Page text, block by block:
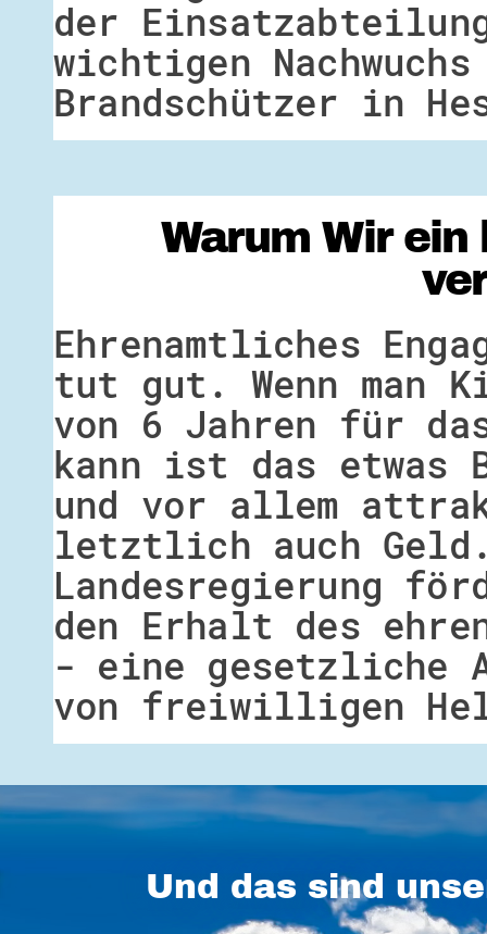
der
wichtigen
Brandschützer in
Warum Wir
Ehrenamtliches
tut gut. Wenn man
von 6 Jahren für
kann ist das etwas
und vor allem
letztlich auch
Landesregierung
den Erhalt des
- eine gesetzliche
von freiwilligen
Und das sind